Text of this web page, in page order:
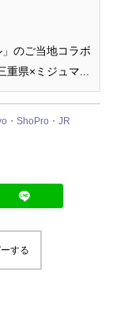
のご当地コラボ
県×ミジュマ...
・ShoPro・JR
する